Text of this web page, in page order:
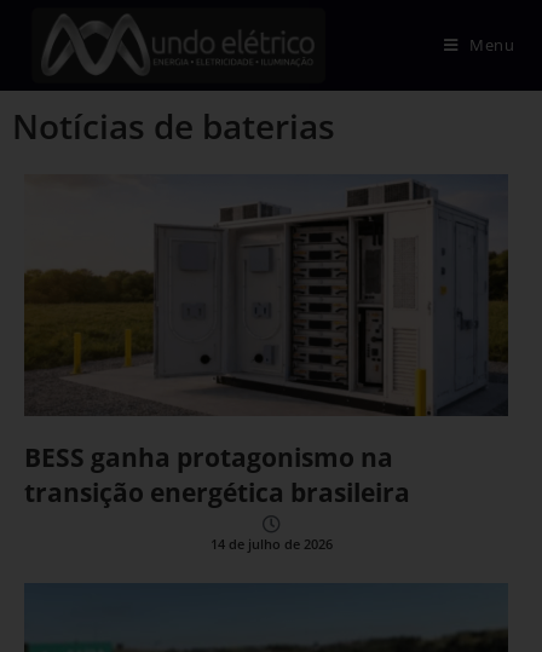
Menu
Notícias de baterias
BESS ganha protagonismo na
transição energética brasileira
14 de julho de 2026